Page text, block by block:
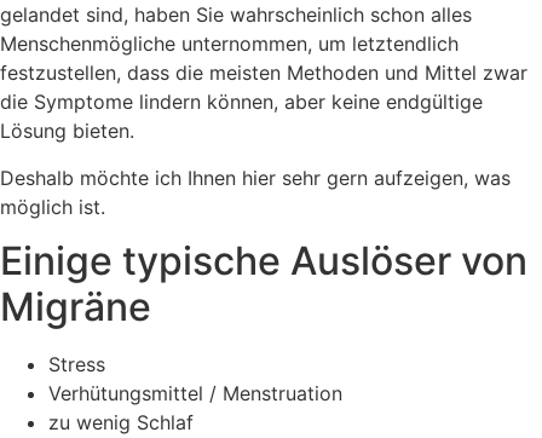
gelandet sind, haben Sie wahrscheinlich schon alles
Menschenmögliche unternommen, um letztendlich
festzustellen, dass die meisten Methoden und Mittel zwar
die Symptome lindern können, aber keine endgültige
Lösung bieten.
Deshalb möchte ich Ihnen hier sehr gern aufzeigen, was
möglich ist.
Einige typische Auslöser von
Migräne
Stress
Verhütungsmittel / Menstruation
zu wenig Schlaf